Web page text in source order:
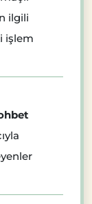
ilgili
işlem